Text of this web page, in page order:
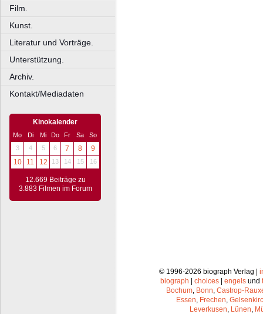
Film.
Kunst.
Literatur und Vorträge.
Unterstützung.
Archiv.
Kontakt/Mediadaten
Kinokalender
Mo Di Mi Do Fr Sa
So
3
4 5 6 7 8
9
10
11 12 13 14 15 16
12.669 Beiträge zu
3.883 Filmen im Forum
© 1996-2026 biograph Verlag |
biograph
choices engels und
Bochum, Bonn, Castrop-
Essen, Frechen,
Leverkusen, Lünen,